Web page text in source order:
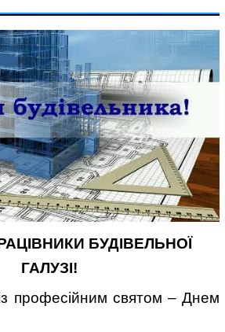
БУДІВЕЛЬНОЇ
ГАЛУЗІ!
професійним святом – Днем